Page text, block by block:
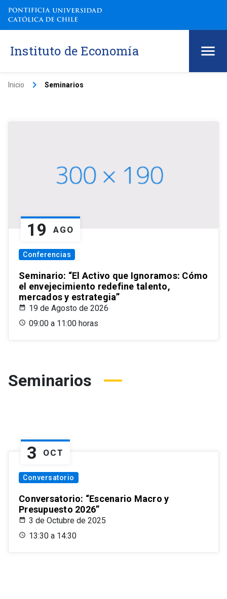
Instituto de Economía
Inicio keyboard_arrow_right Seminarios
19 AGO
Conferencias
Seminario: “El Activo que Ignoramos: Cómo
el envejecimiento redefine talento,
mercados y estrategia”
19 de Agosto de 2026
09:00 a 11:00 horas
Seminarios
3 OCT
Conversatorio
Conversatorio: “Escenario Macro y
Presupuesto 2026”
3 de Octubre de 2025
13:30 a 14:30